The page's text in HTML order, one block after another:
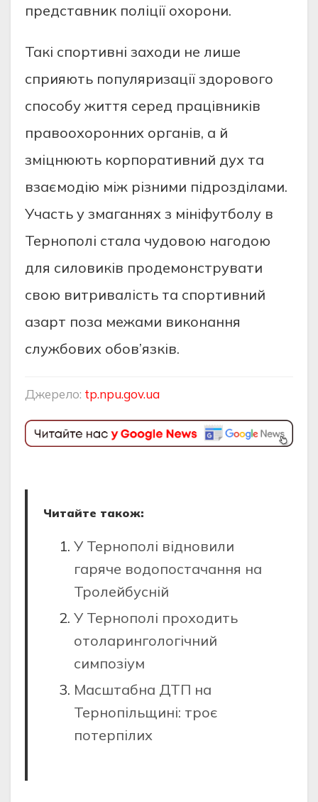
представник поліції охорони.
Такі спортивні заходи не лише
сприяють популяризації здорового
способу життя серед працівників
правоохоронних органів, а й
зміцнюють корпоративний дух та
взаємодію між різними підрозділами.
Участь у змаганнях з мініфутболу в
Тернополі стала чудовою нагодою
для силовиків продемонструвати
свою витривалість та спортивний
азарт поза межами виконання
службових обов’язків.
Джерело: tp.npu.gov.ua
Читайте також:
У Тернополі відновили
гаряче водопостачання на
Тролейбусній
У Тернополі проходить
отоларингологічний
симпозіум
Масштабна ДТП на
Тернопільщині: троє
потерпілих